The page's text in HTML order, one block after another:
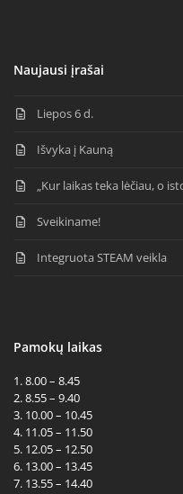
Naujausi įrašai
Liepos 6 d.
Išvyka į Kauną
„Kur laikas teka lėčiau, o
Sveikiname!
Integruota STEAM veikla
Pamokų laikas
1. 8.00 – 8.45
2. 8.55 – 9.40
3. 10.00 – 10.45
4. 11.05 – 11.50
5. 12.05 – 12.50
6. 13.00 – 13.45
7. 13.55 – 14.40